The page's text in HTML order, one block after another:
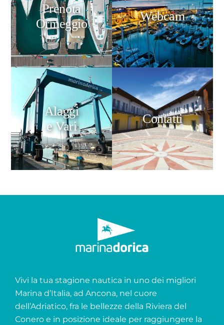
Prenota
Ormeggio
Webcam
Alaggi
e Vari
Contatti
Vivi la tua stagione nautica in uno dei migliori
Marina d’Italia, ad Ancona, nel cuore
dell’Adriatico, fra le bellezze della Riviera del
Conero e in posizione ideale per raggiungere la